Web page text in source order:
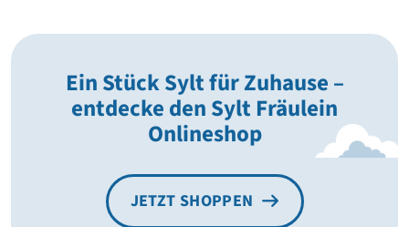
Ein Stück Sylt für Zuhause –
entdecke den Sylt Fräulein
Onlineshop
JETZT SHOPPEN